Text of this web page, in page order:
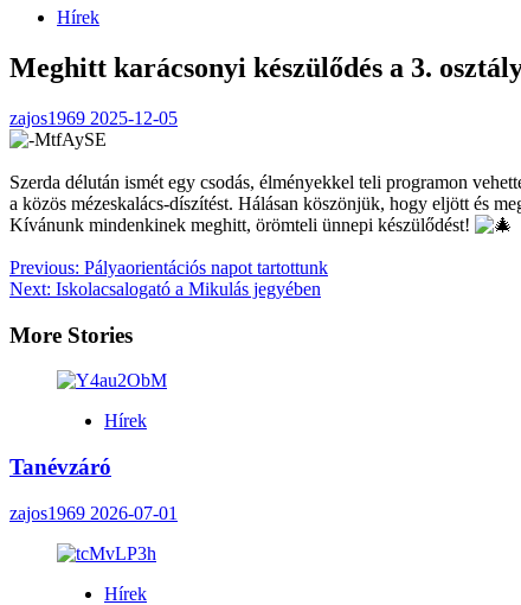
Hírek
Meghitt karácsonyi készülődés a 3.
zajos1969 2025-12-05
Szerda délután ismét egy csodás, élményekkel teli programon
a közös mézeskalács-díszítést. Hálásan köszönjük, hogy eljött és
Kívánunk mindenkinek meghitt, örömteli ünnepi készülődést!
Post
navigation
Previous: Pályaorientációs napot tartottunk
Next: Iskolacsalogató a Mikulás jegyében
More Stories
Hírek
Tanévzáró
zajos1969 2026-07-01
Hírek